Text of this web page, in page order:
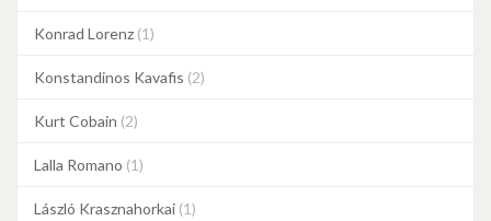
Konrad Lorenz (1)
Konstandinos Kavafis (2)
Kurt Cobain (2)
Lalla Romano (1)
László Krasznahorkai (1)